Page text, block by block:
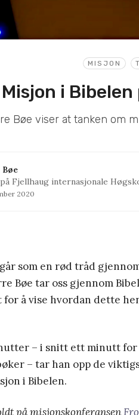
MISJON
Misjon i
Bøe viser at tanken om
Fjellhaug internasjonale
2020
som en rød tråd
Bøe tar oss gjennom
å vise hvordan dette
– i snitt ett minutt
– tar han opp de
i Bibelen.
på misjonskonferansen